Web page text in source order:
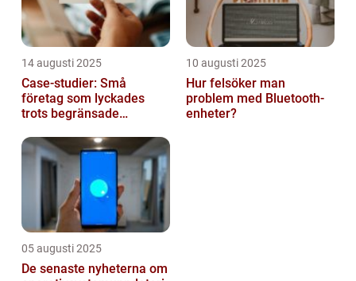
14 augusti 2025
Case-studier: Små
företag som lyckades
trots begränsade
10 augusti 2025
Hur felsöker man
problem med Bluetooth-
enheter?
05 augusti 2025
De senaste nyheterna om